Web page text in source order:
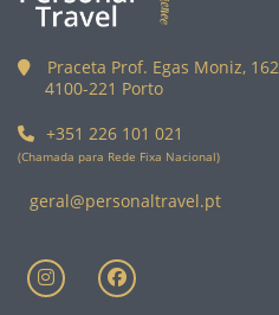
Praceta Prof. Egas Moniz, 162
4100-221 Porto
+351 226 101 021
(Chamada para Rede Fixa Nacional)
geral@personaltravel.pt